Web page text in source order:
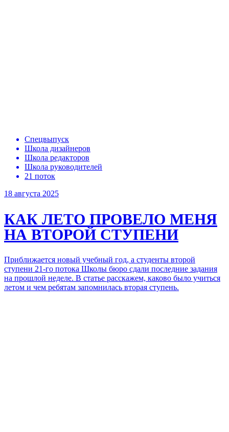
Спецвыпуск
Школа дизайнеров
Школа редакторов
Школа руководителей
21 поток
18 августа 2025
КАК ЛЕТО ПРОВЕЛО МЕНЯ
НА ВТОРОЙ СТУПЕНИ
Приближается новый учебный год, а студенты второй
ступени 21-го потока Школы бюро сдали последние задания
на прошлой неделе. В статье расскажем, каково было учиться
летом и чем ребятам запомнилась вторая ступень.